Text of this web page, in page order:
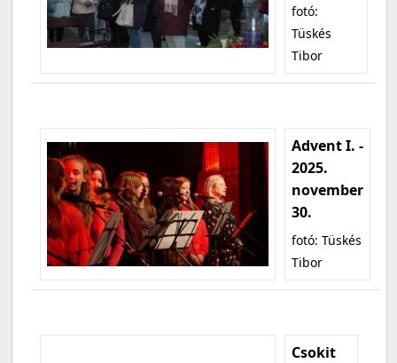
fotó:
Tüskés
Tibor
Advent I. -
2025.
november
30.
fotó: Tüskés
Tibor
Csokit